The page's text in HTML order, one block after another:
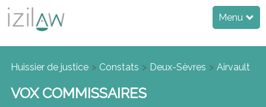
Menu
Huissier de justice Constats Deux-Sèvres Airvault
VOX COMMISSAIRES